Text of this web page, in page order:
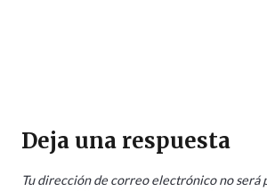
Deja una respuesta
Tu dirección de correo electrónico no será